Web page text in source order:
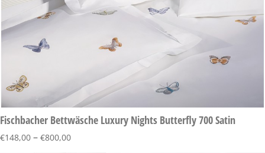
Fischbacher Bettwäsche Luxury Nights Butterfly 700 Satin
€148,00 – €800,00